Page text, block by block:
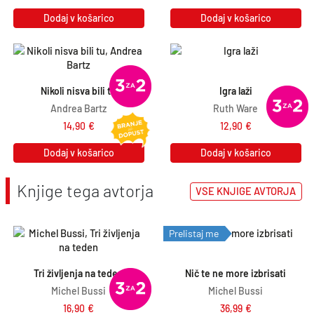
Dodaj v košarico Dodaj v košarico
Nikoli nisva bili tu
Andrea Bartz
14,90 €
Dodaj v košarico
Igra laži
Ruth Ware
12,90 €
Dodaj v košarico
Knjige tega avtorja VSE KNJIGE AVTORJA
Tri življenja na teden
Michel Bussi
16,90 €
Prelistaj me
Nič te ne more izbrisati
Michel Bussi
36,99 €